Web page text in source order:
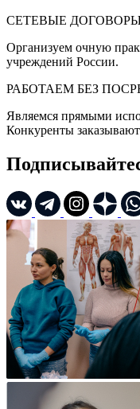
СЕТЕВЫЕ
Организуем очную
учреждений России.
РАБОТАЕМ БЕЗ
Являемся прямыми
Конкуренты